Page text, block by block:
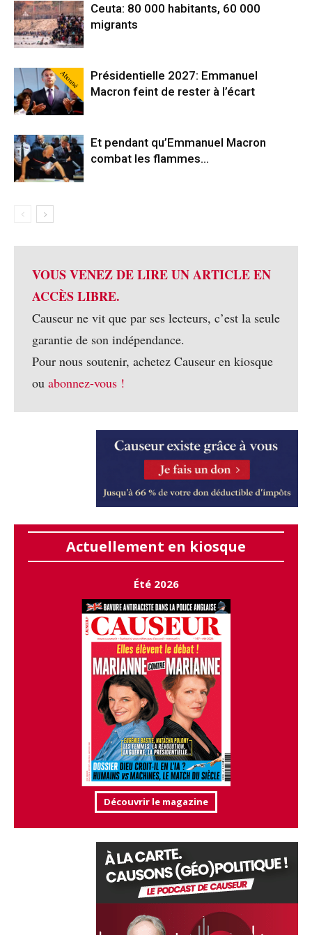
Ceuta: 80 000 habitants, 60 000
migrants
Abonné
Présidentielle 2027: Emmanuel
Macron feint de rester à l’écart
Et pendant qu’Emmanuel Macron
combat les flammes…
VOUS VENEZ DE LIRE UN ARTICLE EN
ACCÈS LIBRE.
Causeur ne vit que par ses lecteurs, c’est la seule
garantie de son indépendance.
Pour nous soutenir, achetez Causeur en kiosque
ou abonnez-vous !
Actuellement en kiosque
Été 2026
Découvrir le magazine